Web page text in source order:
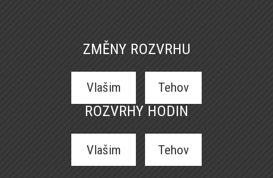
ZMĚNY ROZVRHU
Vlašim Tehov
ROZVRHY HODIN
Vlašim Tehov